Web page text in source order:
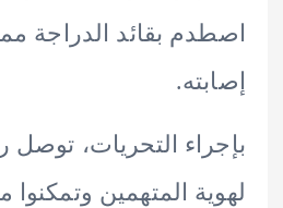
بقائد الدراجة مما
التحريات، توصل رجال
المتهمين وتمكنوا من